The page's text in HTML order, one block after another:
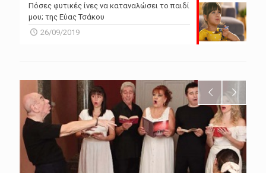
Πόσες φυτικές ίνες να καταναλώσει το παιδί
μου; της Εύας Τσάκου
26/09/2019